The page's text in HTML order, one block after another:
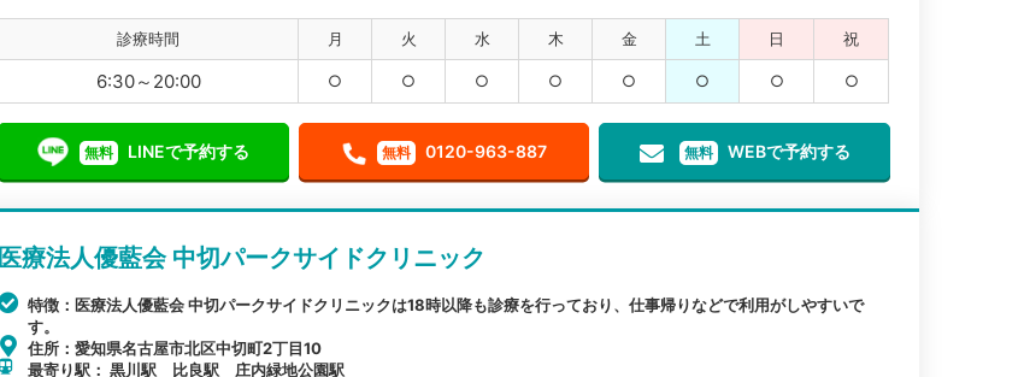
診療時間 月 火 水 木 金 土 日 祝
6:30～20:00 ○ ○ ○ ○ ○ ○ ○ ○
無料 LINEで予約する 無料 0120-963-887 無料 WEBで予約する
医療法人優藍会 中切パークサイドクリニック
特徴：医療法人優藍会 中切パークサイドクリニックは18時以降も診療を行っており、仕事帰りなどで利用がしやすいで
す。
住所：愛知県名古屋市北区中切町2丁目10
最寄り駅： 黒川駅 比良駅 庄内緑地公園駅